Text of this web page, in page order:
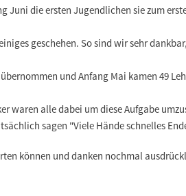
Juni die ersten Jugendlichen sie zum
geschehen. So sind wir sehr
und Anfang Mai kamen 49
waren alle dabei um diese Aufgabe
sagen "Viele Hände schnelles
können und danken nochmal